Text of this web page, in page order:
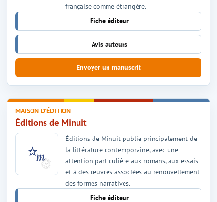
française comme étrangère.
Fiche éditeur
Avis auteurs
Envoyer un manuscrit
MAISON D'ÉDITION
Éditions de Minuit
Éditions de Minuit publie principalement de
la littérature contemporaine, avec une
attention particulière aux romans, aux essais
et à des œuvres associées au renouvellement
des formes narratives.
Fiche éditeur